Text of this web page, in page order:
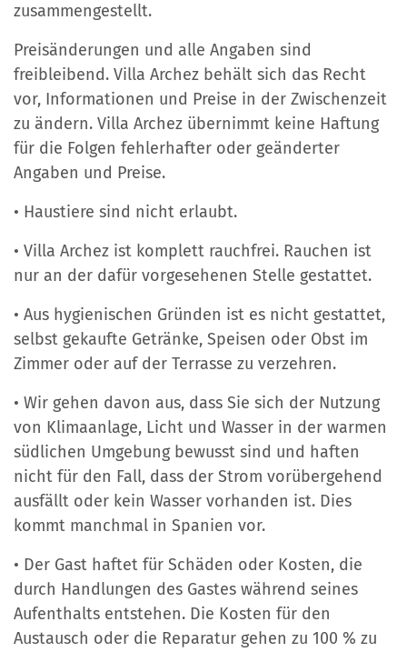
zusammengestellt.
Preisänderungen und alle Angaben sind
freibleibend. Villa Archez behält sich das Recht
vor, Informationen und Preise in der Zwischenzeit
zu ändern. Villa Archez übernimmt keine Haftung
für die Folgen fehlerhafter oder geänderter
Angaben und Preise.
• Haustiere sind nicht erlaubt.
• Villa Archez ist komplett rauchfrei. Rauchen ist
nur an der dafür vorgesehenen Stelle gestattet.
• Aus hygienischen Gründen ist es nicht gestattet,
selbst gekaufte Getränke, Speisen oder Obst im
Zimmer oder auf der Terrasse zu verzehren.
• Wir gehen davon aus, dass Sie sich der Nutzung
von Klimaanlage, Licht und Wasser in der warmen
südlichen Umgebung bewusst sind und haften
nicht für den Fall, dass der Strom vorübergehend
ausfällt oder kein Wasser vorhanden ist. Dies
kommt manchmal in Spanien vor.
• Der Gast haftet für Schäden oder Kosten, die
durch Handlungen des Gastes während seines
Aufenthalts entstehen. Die Kosten für den
Austausch oder die Reparatur gehen zu 100 % zu